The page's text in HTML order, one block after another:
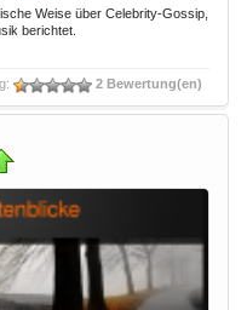
Weise über Celebrity-Gossip,
berichtet.
2 Bewertung(en)